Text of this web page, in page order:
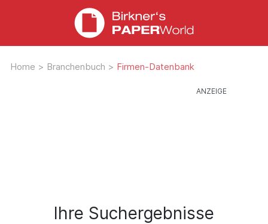
Home > Branchenbuch > Firmen-Datenbank
Ihre Suchergebnisse